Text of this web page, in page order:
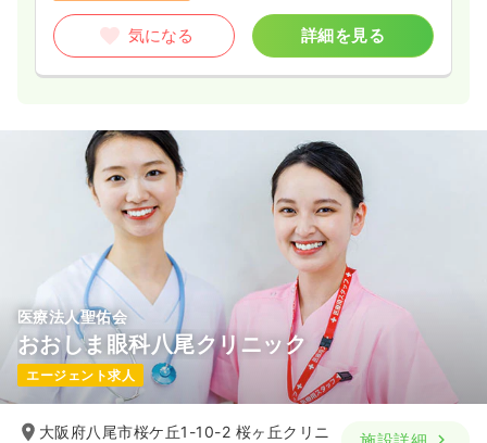
気になる 詳細を見る
医療法人聖佑会
おおしま眼科八尾クリニック
エージェント求人
大阪府八尾市桜ケ丘1-10-2 桜ヶ丘クリニ